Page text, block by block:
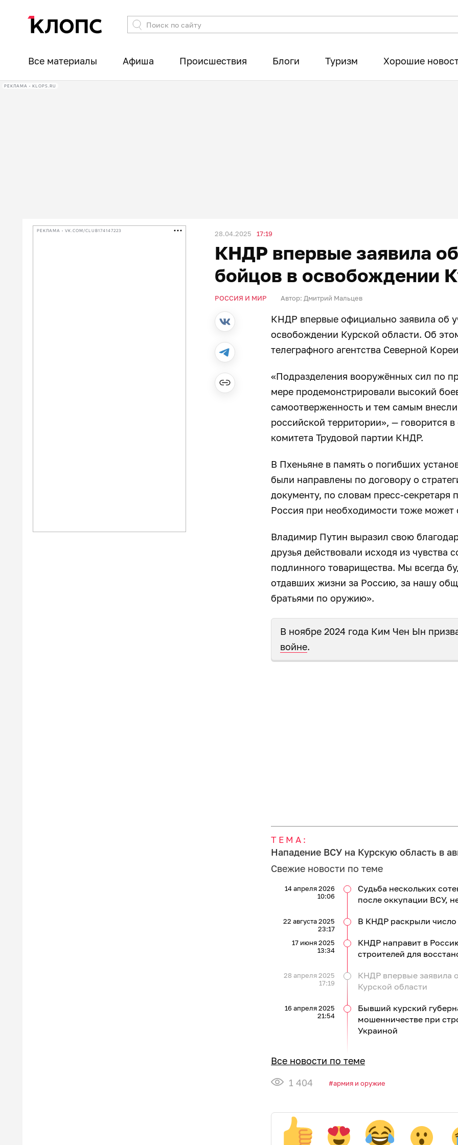
Все материалы Афиша Происшествия Блоги Туризм Хорошие
РЕКЛАМА • KLOPS.RU
РЕКЛАМА • VK.COM/CLUB174147223 28.04.2025 17:19
КНДР впервые заявила
бойцов в освобождении
РОССИЯ И МИР Автор: Дмитрий Мальцев
КНДР впервые официально заявила об
освобождении Курской области. Об
телеграфного агентства Северной
«Подразделения вооружённых сил по
мере продемонстрировали высокий
самоотверженность и тем самым
российской территории», — говорится
комитета Трудовой партии КНДР.
В Пхеньяне в память о погибших
были направлены по договору о
документу, по словам пресс-
Россия при необходимости тоже
Владимир Путин выразил свою
друзья действовали исходя из чувства
подлинного товарищества. Мы всегда
отдавших жизни за Россию, за нашу
братьями по оружию».
В ноябре 2024 года Ким Чен Ын
войне.
ТЕМА:
Нападение ВСУ на Курскую область в
Свежие новости по теме
Судьба нескольких
после оккупации ВСУ,
14 апреля 2026
10:06
В КНДР раскрыли число
22 августа 2025
23:17
КНДР направит в
строителей для
17 июня 2025
13:34
КНДР впервые заявила
Курской области
28 апреля 2025
17:19
Бывший курский
мошенничестве при
Украиной
16 апреля 2025
21:54
Все новости по теме
1 404
армия и оружие